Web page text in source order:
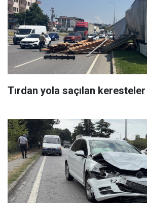
Tırdan yola saçılan keresteler